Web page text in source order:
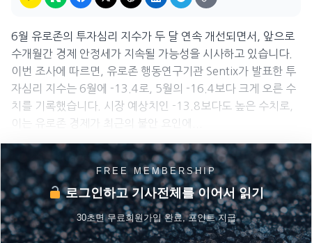
6월 유로존의 투자심리 지수가 두 달 연속 개선되면서, 앞으로
수개월간 경제 안정세가 지속될 가능성을 시사하고 있습니다.
이번 조사에 따르면, 유로존 행동연구기관 Sentix가 발표한 투
자심리 지수는 6월에 -13.4로, 5월의 -16.4보다 크게 오른 수
치를 기록했습니다. 시장 예상치인 -13.8보다도 높은 수치로,
이는 유로존 경제가 최근의 불안 요인에...
FREE MEMBERSHIP
로그인하고 기사전체를 이어서 읽기
30초면 무료회원가입 완료, 포인트 지급